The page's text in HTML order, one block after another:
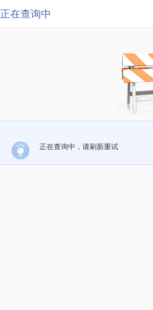
正在查询中
正在查询中，请刷新重试